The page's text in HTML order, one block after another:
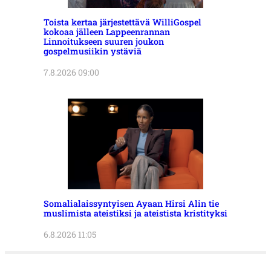
Toista kertaa järjestettävä WilliGospel
kokoaa jälleen Lappeenrannan
Linnoitukseen suuren joukon
gospelmusiikin ystäviä
7.8.2026 09:00
Somalialaissyntyisen Ayaan Hirsi Alin tie
muslimista ateistiksi ja ateistista kristityksi
6.8.2026 11:05